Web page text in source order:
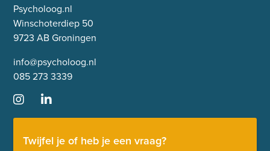
Psycholoog.nl
Winschoterdiep 50
9723 AB Groningen
info@psycholoog.nl
085 273 3339
Twijfel je of heb je een vraag?